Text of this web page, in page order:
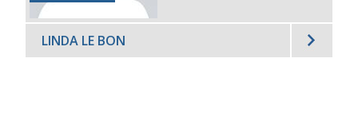
LINDA LE BON